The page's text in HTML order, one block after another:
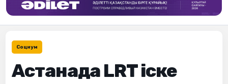
Социум
Астанада LRT іске